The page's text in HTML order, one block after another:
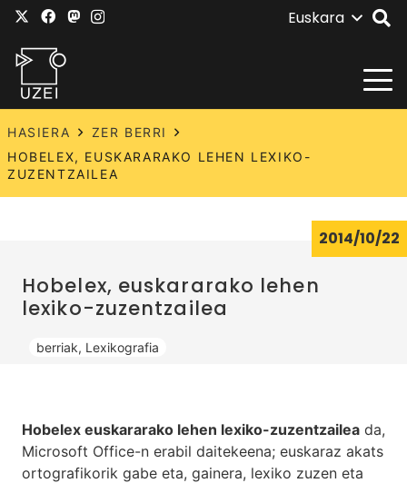
Euskara
HASIERA
ZER BERRI
HOBELEX, EUSKARARAKO LEHEN LEXIKO-
ZUZENTZAILEA
Hobelex, euskararako lehen
lexiko-zuzentzailea
berriak, Lexikografia
2014/10/22
Hobelex euskararako lehen lexiko-zuzentzailea da,
Microsoft Office-n erabil daitekeena; euskaraz akats
ortografikorik gabe eta, gainera, lexiko zuzen eta